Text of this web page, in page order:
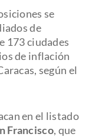
se
de
173 ciudades
de inflación
según el
en el listado
Francisco, que